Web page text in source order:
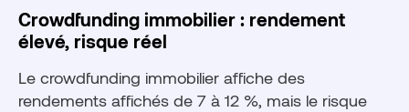
Crowdfunding immobilier : rendement
élevé, risque réel
Le crowdfunding immobilier affiche des
rendements affichés de 7 à 12 %, mais le risque